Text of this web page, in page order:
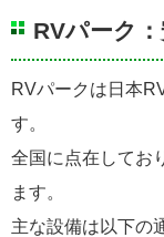
RVパーク
RVパークは日本
す。
全国に点在してお
ます。
主な設備は以下の